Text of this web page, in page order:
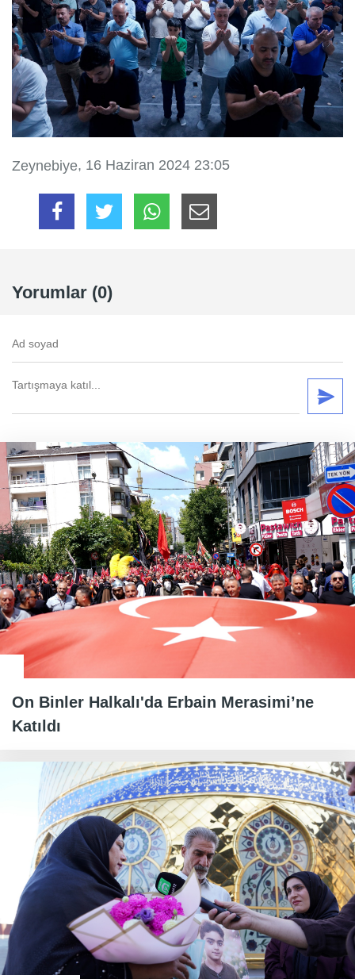
Zeynebiye, 16 Haziran 2024 23:05
Yorumlar (0)
On Binler Halkalı'da Erbain Merasimi’ne
Katıldı